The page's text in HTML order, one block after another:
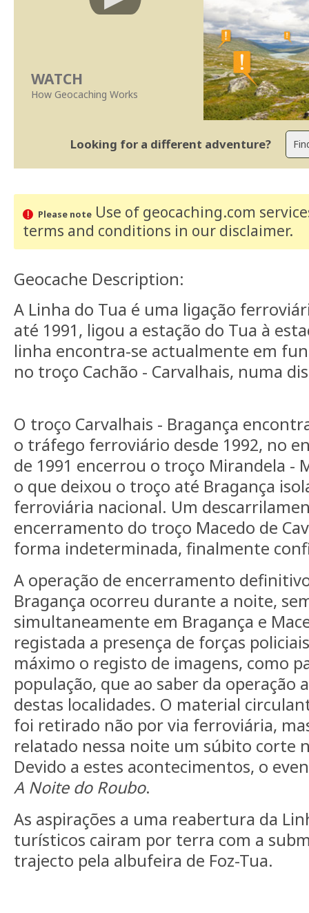
WATCH
How Geocaching Works
Looking for a different adventure?
Please noteUse of geocaching.com
terms and conditions in our disclaimer.
Geocache Description:
A Linha do Tua é uma ligação
até 1991, ligou a estação do Tua à
linha encontra-se actualmente em
no troço Cachão - Carvalhais, numa
O troço Carvalhais - Bragança
o tráfego ferroviário desde 1992, no
de 1991 encerrou o troço Mirandela -
o que deixou o troço até Bragança
ferroviária nacional. Um
encerramento do troço Macedo de
forma indeterminada, finalmente
A operação de encerramento
Bragança ocorreu durante a noite,
simultaneamente em Bragança e
registada a presença de forças
máximo o registo de imagens, como
população, que ao saber da operação
destas localidades. O material
foi retirado não por via ferroviária,
relatado nessa noite um súbito corte
Devido a estes acontecimentos, o
A Noite do Roubo.
As aspirações a uma reabertura da
turísticos cairam por terra com a
trajecto pela albufeira de Foz-Tua.